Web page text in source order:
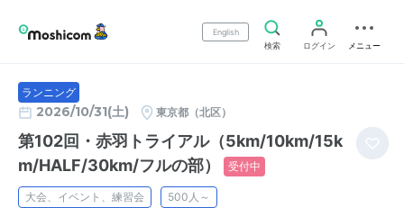
English
検索
ログイン メニュー
ランニング
2026/10/31(土) 東京都（北区）
第102回・赤羽トライアル（5km/10km/15k
m/HALF/30km/フルの部）
受付中
大会、イベント、練習会
500人～